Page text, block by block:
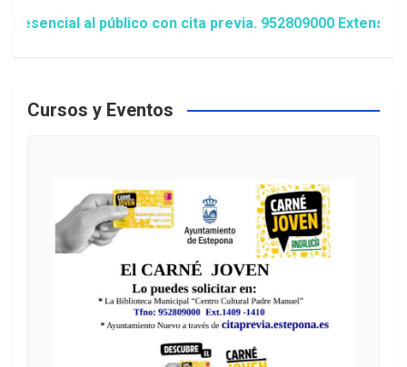
al público con cita previa. 952809000 Extensión
Cursos y Eventos